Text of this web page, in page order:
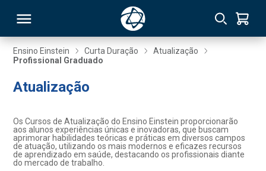
Ensino Einstein Curta Duração
Atualização
Profissional Graduado
Atualização
Os Cursos de Atualização do Ensino Einstein proporcionarão
aos alunos experiências únicas e inovadoras, que buscam
aprimorar habilidades teóricas e práticas em diversos campos
de atuação, utilizando os mais modernos e eficazes recursos
de aprendizado em saúde, destacando os profissionais diante
do mercado de trabalho.